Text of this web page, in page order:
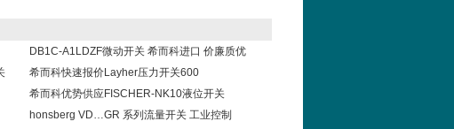
DB1C-A1LDZF微动开关 希而科进口 价廉质优
希而科快速报价Layher压力开关600
希而科优势供应FISCHER-NK10液位开关
honsberg VD…GR 系列流量开关 工业控制